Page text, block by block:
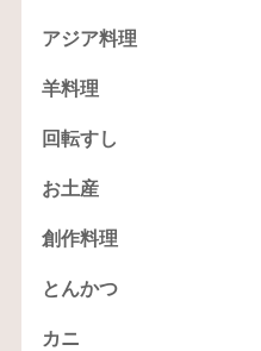
アジア料理
羊料理
回転すし
お土産
創作料理
とんかつ
カニ